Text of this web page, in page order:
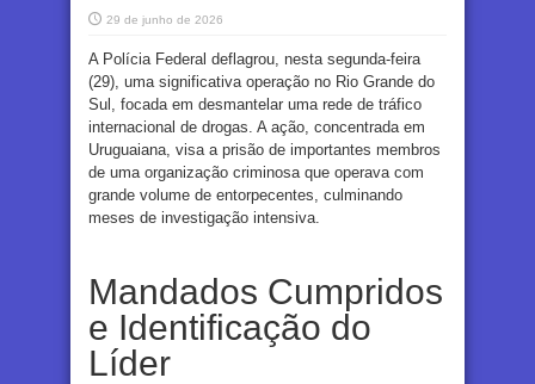
29 de junho de 2026
A Polícia Federal deflagrou, nesta segunda-feira
(29), uma significativa operação no Rio Grande do
Sul, focada em desmantelar uma rede de tráfico
internacional de drogas. A ação, concentrada em
Uruguaiana, visa a prisão de importantes membros
de uma organização criminosa que operava com
grande volume de entorpecentes, culminando
meses de investigação intensiva.
Mandados Cumpridos
e Identificação do
Líder